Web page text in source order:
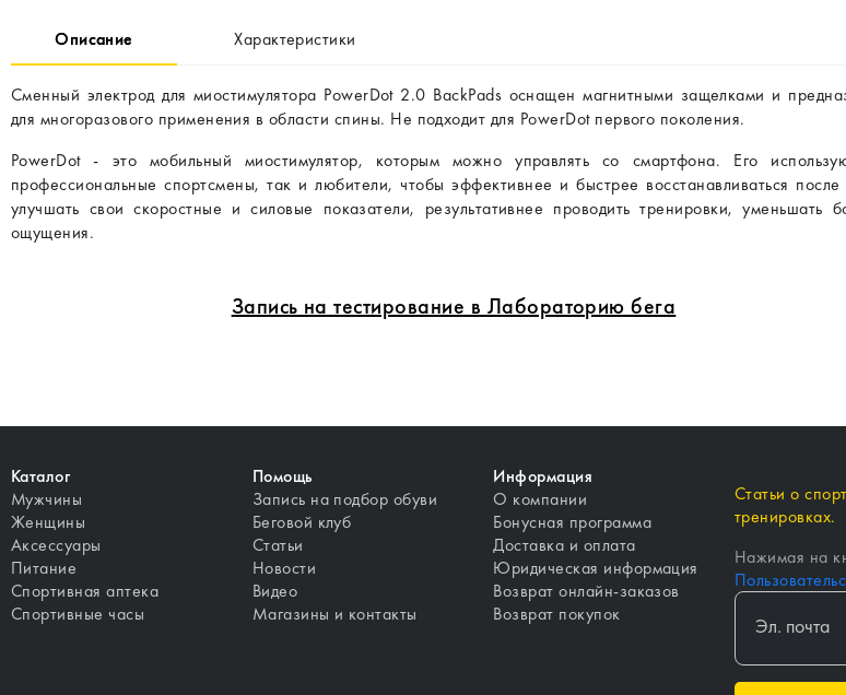
Описание Характеристики
Сменный электрод для миостимулятора PowerDot 2.0 BackPads оснащен магнитными защелками и
для многоразового применения в области спины. Не подходит для PowerDot первого поколения.
PowerDot - это мобильный миостимулятор, которым можно управлять со смартфона. Его
профессиональные спортсмены, так и любители, чтобы эффективнее и быстрее восстанавливаться после
улучшать свои скоростные и силовые показатели, результативнее проводить тренировки, уменьшать
ощущения.
Запись на тестирование в Лабораторию бега
Каталог
Мужчины
Женщины
Аксессуары
Питание
Спортивная аптека
Спортивные часы
Помощь
Запись на подбор обуви
Беговой клуб
Статьи
Новости
Видео
Магазины и контакты
Информация
О компании
Бонусная программа
Доставка и оплата
Юридическая информация
Возврат онлайн-заказов
Возврат покупок
Статьи о
тренировках.
Нажимая на